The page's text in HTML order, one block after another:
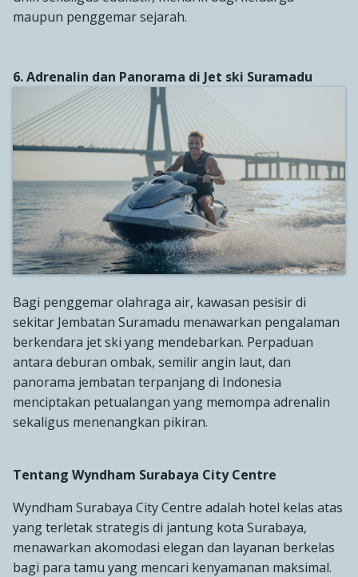
maupun penggemar sejarah.
6. Adrenalin dan Panorama di Jet ski Suramadu
Bagi penggemar olahraga air, kawasan pesisir di
sekitar Jembatan Suramadu menawarkan pengalaman
berkendara jet ski yang mendebarkan. Perpaduan
antara deburan ombak, semilir angin laut, dan
panorama jembatan terpanjang di Indonesia
menciptakan petualangan yang memompa adrenalin
sekaligus menenangkan pikiran.
Tentang Wyndham Surabaya City Centre
Wyndham Surabaya City Centre adalah hotel kelas atas
yang terletak strategis di jantung kota Surabaya,
menawarkan akomodasi elegan dan layanan berkelas
bagi para tamu yang mencari kenyamanan maksimal.